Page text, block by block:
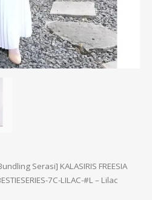
Serasi] KALASIRIS FREESIA
7C-LILAC-#L – Lilac